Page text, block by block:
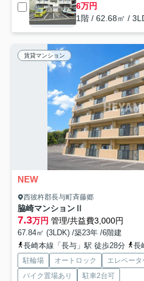
6万円
1階 / 62.68㎡ /
賃貸マンション
NEW
西彼杵郡長与町斉藤郷
脇崎マンションⅡ
7.3万円 管理/共益費3,000円
67.84㎡ (3LDK) /築23年 /6階建
長崎本線「長与」駅 徒歩28分
長
駐輪場 オートロック エレベータ
バイク置場あり
駐車2台可